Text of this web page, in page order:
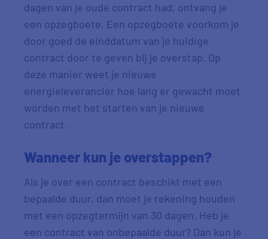
dagen van je oude contract had, ontvang je
een opzegboete. Een opzegboete voorkom je
door goed de einddatum van je huidige
contract door te geven bij je overstap. Op
deze manier weet je nieuwe
energieleverancier hoe lang er gewacht moet
worden met het starten van je nieuwe
contract.
Wanneer kun je overstappen?
Als je over een contract beschikt met een
bepaalde duur, dan moet je rekening houden
met een opzegtermijn van 30 dagen. Heb je
een contract van onbepaalde duur? Dan kun je